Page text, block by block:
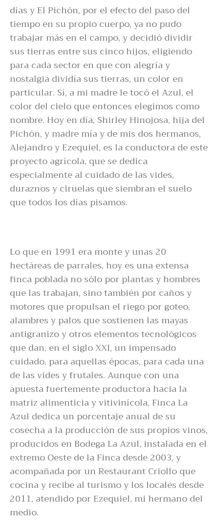
días y El Pichón, por el efecto del paso del
tiempo en su propio cuerpo, ya no pudo
trabajar más en el campo, y decidió dividir
sus tierras entre sus cinco hijos, eligiendo
para cada sector en que con alegría y
nostalgia dividía sus tierras, un color en
particular. Sí, a mi madre le tocó el Azul, el
color del cielo que entonces elegimos como
nombre. Hoy en día, Shirley Hinojosa, hija del
Pichón, y madre mía y de mis dos hermanos,
Alejandro y Ezequiel, es la conductora de este
proyecto agrícola, que se dedica
especialmente al cuidado de las vides,
duraznos y ciruelas que siembran el suelo
que todos los días pisamos.
Lo que en 1991 era monte y unas 20
hectáreas de parrales, hoy es una extensa
finca poblada no sólo por plantas y hombres
que las trabajan, sino también por caños y
motores que propulsan el riego por goteo,
alambres y palos que sostienen las mayas
antigranizo y otros elementos tecnológicos
que dan, en el siglo XXI, un impensado
cuidado, para aquellas épocas, para cada una
de las vides y frutales. Aunque con una
apuesta fuertemente productora hacia la
matriz alimenticia y vitivinícola, Finca La
Azul dedica un porcentaje anual de su
cosecha a la producción de sus propios vinos,
producidos en Bodega La Azul, instalada en el
extremo Oeste de la Finca desde 2003, y
acompañada por un Restaurant Criollo que
cocina y recibe al turismo y los locales desde
2011, atendido por Ezequiel, mi hermano del
medio.